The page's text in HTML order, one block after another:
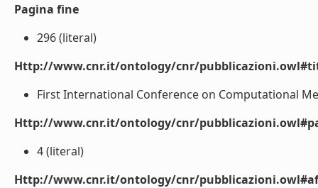
Pagina fine
296 (literal)
Http://www.cnr.it/ontology/cnr/
First International Conference on Computational
Http://www.cnr.it/ontology/cnr/
4 (literal)
Http://www.cnr.it/ontology/cnr/